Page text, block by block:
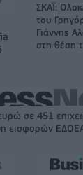
ΣΚΑΪ:
του
Γιάννης
στη θέση
σε 451
εισφορών